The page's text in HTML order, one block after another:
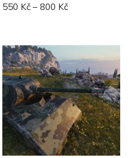
550 Kč – 800 Kč